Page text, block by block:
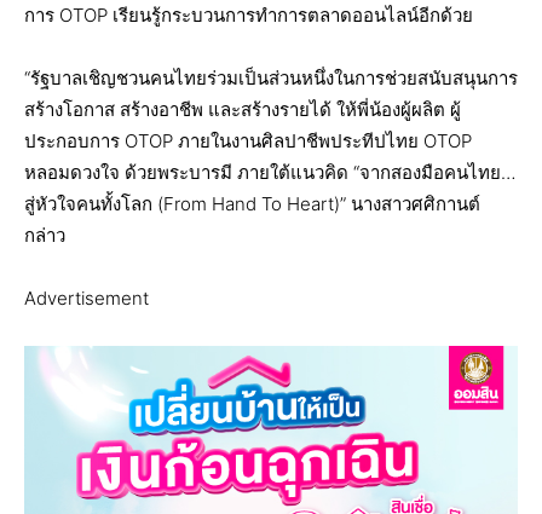
การ OTOP เรียนรู้กระบวนการทำการตลาดออนไลน์อีกด้วย
“รัฐบาลเชิญชวนคนไทยร่วมเป็นส่วนหนึ่งในการช่วยสนับสนุนการ
สร้างโอกาส สร้างอาชีพ และสร้างรายได้ ให้พี่น้องผู้ผลิต ผู้
ประกอบการ OTOP ภายในงานศิลปาชีพประทีปไทย OTOP
หลอมดวงใจ ด้วยพระบารมี ภายใต้แนวคิด “จากสองมือคนไทย…
สู่หัวใจคนทั้งโลก (From Hand To Heart)” นางสาวศศิกานต์
กล่าว
Advertisement